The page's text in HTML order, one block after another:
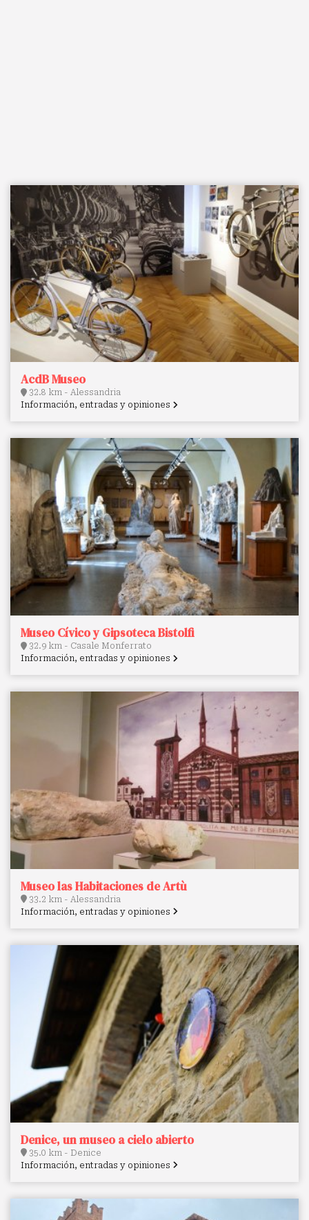
AcdB Museo
32.8 km - Alessandria
Información, entradas y opiniones
Museo Cívico y Gipsoteca Bistolfi
32.9 km - Casale Monferrato
Información, entradas y opiniones
Museo las Habitaciones de Artù
33.2 km - Alessandria
Información, entradas y opiniones
Denice, un museo a cielo abierto
35.0 km - Denice
Información, entradas y opiniones